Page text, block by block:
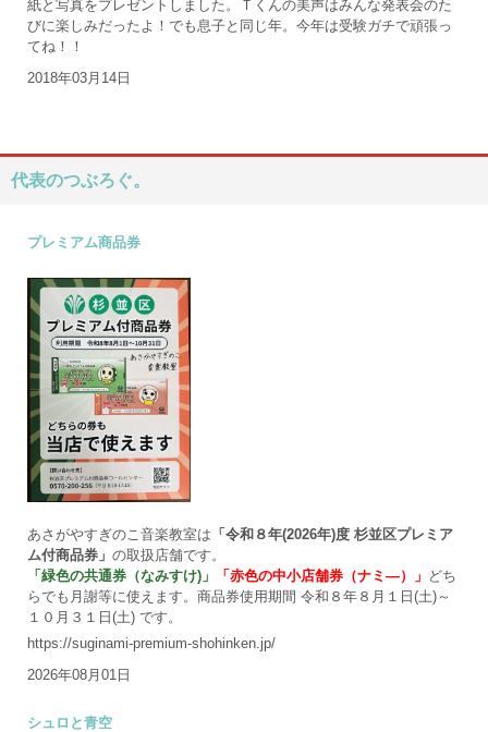
紙と写真をプレゼントしました。Ｔくんの美声はみんな発表会のた
びに楽しみだったよ！でも息子と同じ年。今年は受験ガチで頑張っ
てね！！
2018年03月14日
代表のつぶろぐ。
プレミアム商品券
あさがやすぎのこ音楽教室は 「令和８年(2026年)度 杉並区プレミア
ム付商品券」 の取扱店舗です。
「緑色の共通券（なみすけ)」
「赤色の中小店舗券（ナミ―）」 どち
らでも月謝等に使えます。商品券使用期間 令和８年８月１日(土)～
１０月３１日(土) です。
https://suginami-premium-shohinken.jp/
2026年08月01日
シュロと青空